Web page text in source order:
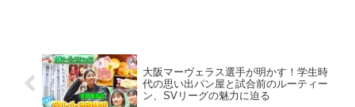
大阪マーヴェラス選手が明かす！学生時
代の思い出パン屋と試合前のルーティー
ン、SVリーグの魅力に迫る